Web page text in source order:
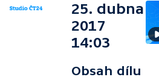
25. dubna
2017
14:03
Obsah dílu